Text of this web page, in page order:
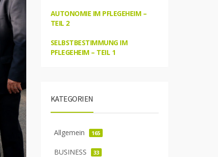
AUTONOMIE IM PFLEGEHEIM –
TEIL 2
SELBSTBESTIMMUNG IM
PFLEGEHEIM – TEIL 1
KATEGORIEN
Allgemein 165
BUSINESS 33